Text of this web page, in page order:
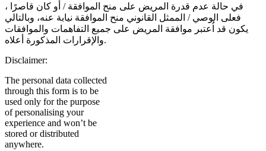
في حالة عدم قدرة المريض على منح الموافقة / أو كان قاصرًا ،
فعلى الوصي / الممثل القانوني منح الموافقة نيابة عنه، وبالتالي
يكون قد اُعتبر موافقة المريض على جميع التفاهمات والموافقات
والإقرارات المذكورة أعلاه.
Disclaimer:
The personal data collected
through this form is to be
used only for the purpose
of personalising your
experience and won’t be
stored or distributed
anywhere.